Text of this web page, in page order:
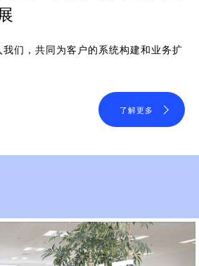
们，共同为客户的系统构建和业务扩
了解更多